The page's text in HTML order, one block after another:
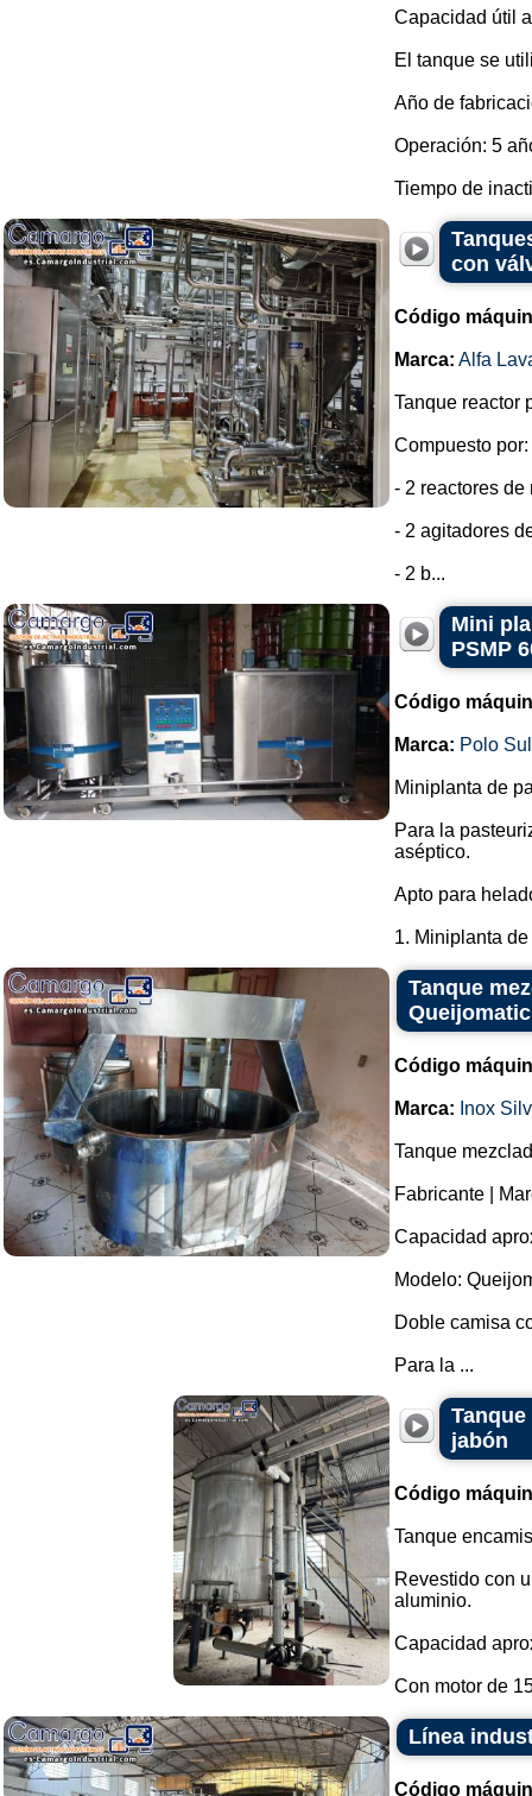
Capacidad útil
El tanque se
Año de
Operación: 5
Tiempo de
con
Código
Marca: Alfa
Tanque reactor
Compuesto por:
- 2 reactores
- 2 agitadores
- 2 b...
Mini
PSMP
Código
Marca: Polo
Miniplanta de
Para la
aséptico.
Apto para
1. Miniplanta
Tanque
Queijomatic
Código
Marca: Inox
Tanque
Fabricante |
Capacidad
Modelo:
Doble camisa
Para la ...
jabón
Código
Tanque
Revestido con
aluminio.
Capacidad
Con motor de
Línea
Código